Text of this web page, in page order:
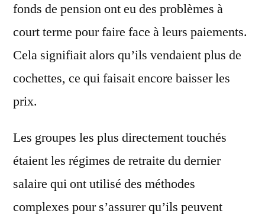
fonds de pension ont eu des problèmes à
court terme pour faire face à leurs paiements.
Cela signifiait alors qu’ils vendaient plus de
cochettes, ce qui faisait encore baisser les
prix.
Les groupes les plus directement touchés
étaient les régimes de retraite du dernier
salaire qui ont utilisé des méthodes
complexes pour s’assurer qu’ils peuvent